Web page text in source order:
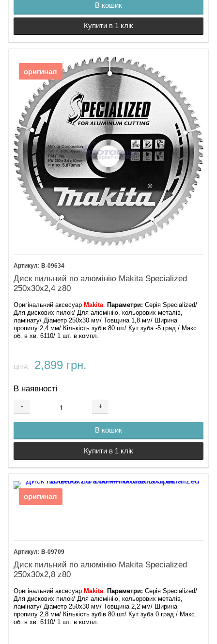
В кошик
Купити в 1 клік
оригинал
B-09634
Диск пильний по алюмінію Makita Specialized
250х30х2,4 z80
Оригінальний аксесуар Makita. Параметри: Серія Specialized/
Для дискових пилок/ Для алюмінію, кольорових металів,
ламінату/ Діаметр 250х30 мм/ Товщина 1,8 мм/ Ширина
пропилу 2,4 мм/ Кількість зубів 80 шт/ Кут зуба -5 град./ Макс.
об. в хв. 6110/ 1 шт. в компл.
ЦІНА: 2,899 грн.
В наявності
- +
В кошик
Купити в 1 клік
оригинал
B-09709
Диск пильний по алюмінію Makita Specialized
250х30х2,8 z80
Оригінальний аксесуар Makita Параметри: Серія Specialized/
Для дискових пилок/ Для алюмінію, кольорових металів,
ламінату/ Діаметр 250х30 мм/ Товщина 2,2 мм/ Ширина
пропилу 2,8 мм/ Кількість зубів 80 шт/ Кут зуба 0 град./ Макс.
об. в хв. 6110/ 1 шт. в компл.